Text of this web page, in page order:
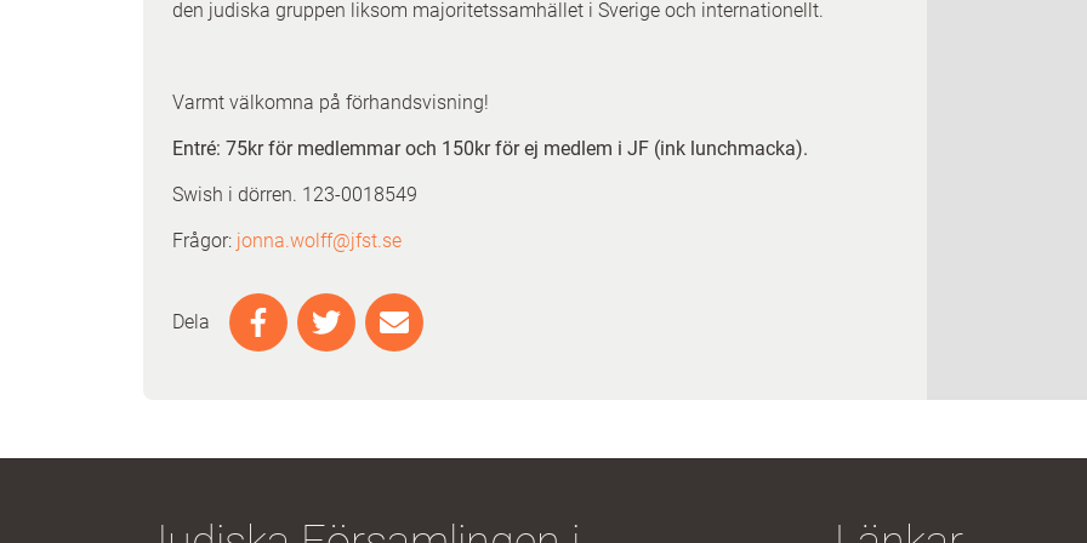
den judiska gruppen liksom majoritetssamhället i Sverige och internationellt.
Varmt välkomna på förhandsvisning!
Entré: 75kr för medlemmar och 150kr för ej medlem i JF (ink lunchmacka).
Swish i dörren. 123-0018549
Frågor: jonna.wolff@jfst.se
Dela